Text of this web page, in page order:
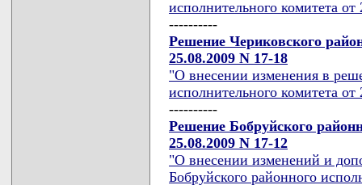
исполнительного комитета
----------
Решение Чериковского
25.08.2009 N 17-18
"О внесении изменения в
исполнительного комитета
----------
Решение Бобруйского
25.08.2009 N 17-12
"О внесении изменений и
Бобруйского районного